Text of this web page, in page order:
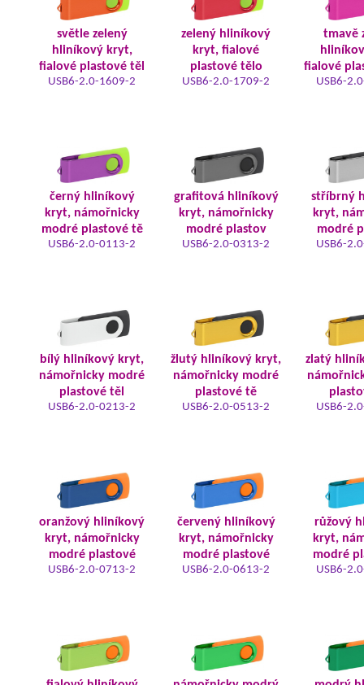
světle zelený
hliníkový kryt,
fialové plastové těl
USB6-2.0-1609-2
zelený hliníkový
kryt, fialové
plastové tělo
USB6-2.0-1709-2
tmavě
fialové
USB6-
černý hliníkový
kryt, námořnicky
modré plastové tě
USB6-2.0-0113-2
grafitová hliníkový
kryt, námořnicky
modré plastov
USB6-2.0-0313-2
stříbrný
kryt,
modré
USB6-
bílý hliníkový kryt,
námořnicky modré
plastové těl
USB6-2.0-0213-2
žlutý hliníkový kryt,
námořnicky modré
plastové tě
USB6-2.0-0513-2
zlatý
USB6-
oranžový hliníkový
kryt, námořnicky
modré plastové
USB6-2.0-0713-2
červený hliníkový
kryt, námořnicky
modré plastové
USB6-2.0-0613-2
růžový
kryt,
modré
USB6-